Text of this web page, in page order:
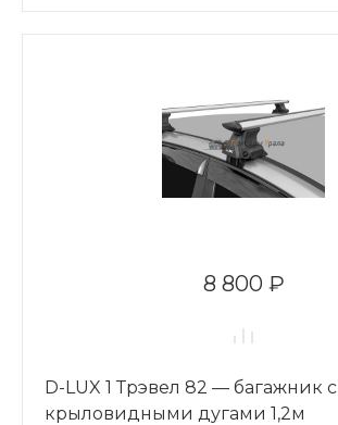
8 800 ₽
D-LUX 1 Трэвел 82 — багажник с
крыловидными дугами 1,2м